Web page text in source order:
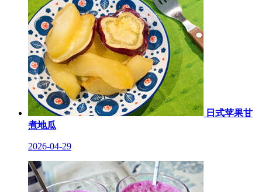
日式苹果甘
煮地瓜
2026-04-29